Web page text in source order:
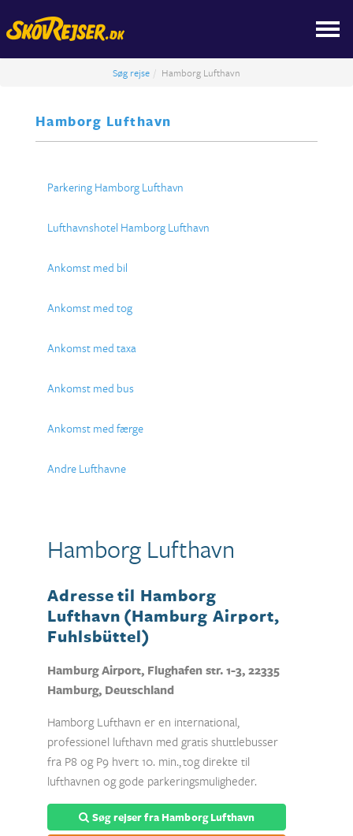
Søg rejse Hamborg Lufthavn
Hamborg Lufthavn
Parkering Hamborg Lufthavn
Lufthavnshotel Hamborg Lufthavn
Ankomst med bil
Ankomst med tog
Ankomst med taxa
Ankomst med bus
Ankomst med færge
Andre Lufthavne
Hamborg Lufthavn
Adresse til Hamborg
Lufthavn (Hamburg Airport,
Fuhlsbüttel)
Hamburg Airport, Flughafen str. 1-3, 22335
Hamburg, Deutschland
Hamborg Lufthavn er en international,
professionel lufthavn med gratis shuttlebusser
fra P8 og P9 hvert 10. min., tog direkte til
lufthavnen og gode parkeringsmuligheder.
Søg rejser fra Hamborg Lufthavn